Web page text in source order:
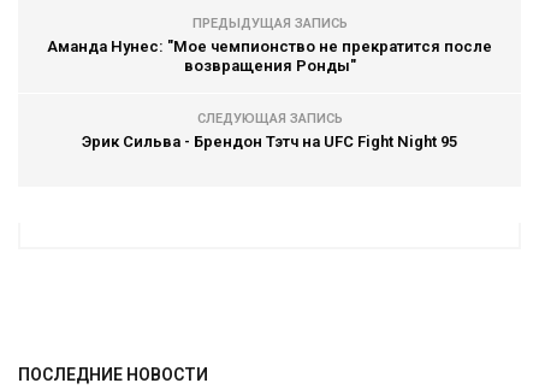
ПРЕДЫДУЩАЯ ЗАПИСЬ
Аманда Нунес: "Мое чемпионство не прекратится после
возвращения Ронды"
СЛЕДУЮЩАЯ ЗАПИСЬ
Эрик Сильва - Брендон Тэтч на UFC Fight Night 95
ПОСЛЕДНИЕ НОВОСТИ